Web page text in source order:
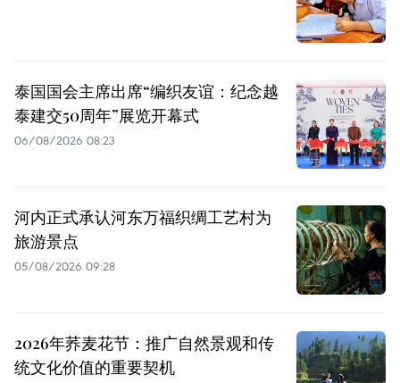
泰国国会主席出席“编织友谊：纪念越
泰建交50周年”展览开幕式
06/08/2026 08:23
河内正式承认河东万福织绸工艺村为
旅游景点
05/08/2026 09:28
2026年荞麦花节：推广自然景观和传
统文化价值的重要契机